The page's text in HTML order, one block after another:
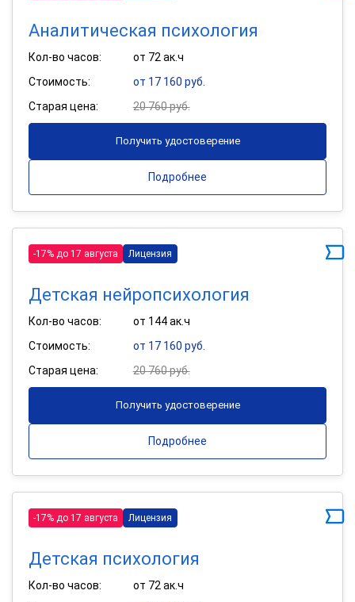
Аналитическая психология
Кол-во часов:
от 72 ак.ч
Стоимость:
от 17 160 руб.
Старая цена:
20 760 руб.
Получить удостоверение
Подробнее
-17% до 17 августа Лицензия
Детская нейропсихология
Кол-во часов:
от 144 ак.ч
Стоимость:
от 17 160 руб.
Старая цена:
20 760 руб.
Получить удостоверение
Подробнее
-17% до 17 августа Лицензия
Детская психология
Кол-во часов:
от 72 ак.ч